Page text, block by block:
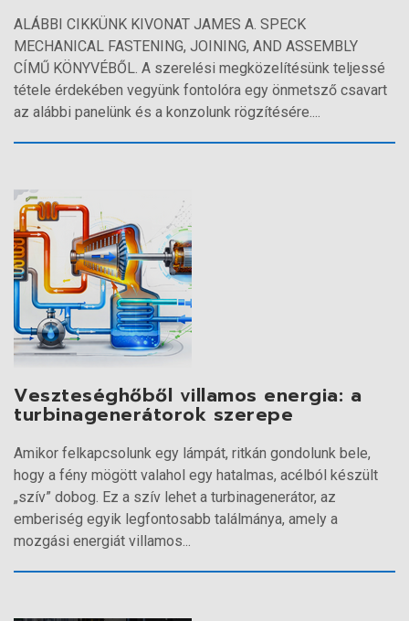
ALÁBBI CIKKÜNK KIVONAT JAMES A. SPECK
MECHANICAL FASTENING, JOINING, AND ASSEMBLY
CÍMŰ KÖNYVÉBŐL. A szerelési megközelítésünk teljessé
tétele érdekében vegyünk fontolóra egy önmetsző csavart
az alábbi panelünk és a konzolunk rögzítésére....
Veszteséghőből villamos energia: a
turbinagenerátorok szerepe
Amikor felkapcsolunk egy lámpát, ritkán gondolunk bele,
hogy a fény mögött valahol egy hatalmas, acélból készült
„szív” dobog. Ez a szív lehet a turbinagenerátor, az
emberiség egyik legfontosabb találmánya, amely a
mozgási energiát villamos...